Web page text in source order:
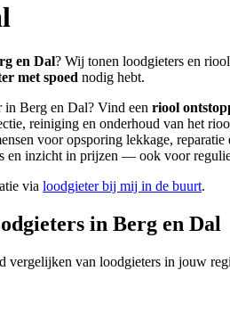
en Dal? Wij tonen loodgieters en
met spoed nodig hebt.
in Berg en Dal? Vind een riool
reiniging en onderhoud van het
voor opsporing lekkage, reparatie
en inzicht in prijzen — ook voor
via loodgieter bij mij in de buurt.
in Berg en Dal
vergelijken van loodgieters in jouw